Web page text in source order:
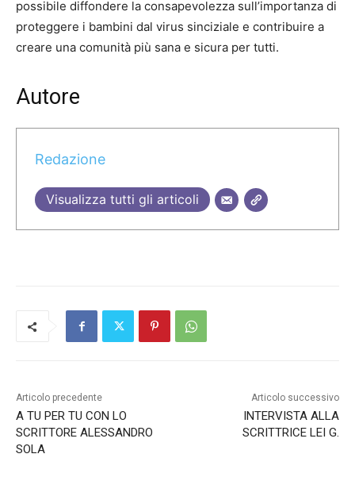
possibile diffondere la consapevolezza sull’importanza di
proteggere i bambini dal virus sinciziale e contribuire a
creare una comunità più sana e sicura per tutti.
Autore
Redazione
Visualizza tutti gli articoli
Articolo precedente
A TU PER TU CON LO
SCRITTORE ALESSANDRO
SOLA
Articolo successivo
INTERVISTA ALLA
SCRITTRICE LEI G.